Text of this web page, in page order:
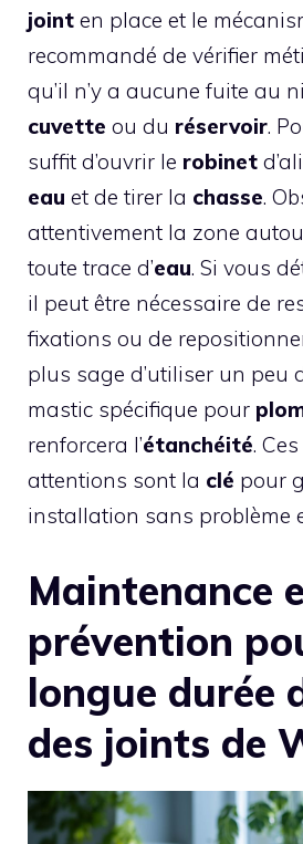
joint en place et le
recommandé de vérifier
qu’il n’y a aucune fuite au
cuvette ou du réservoir.
suffit d’ouvrir le robinet
eau et de tirer la chasse.
attentivement la zone
toute trace d’eau. Si vous
il peut être nécessaire de
fixations ou de
plus sage d’utiliser un peu
mastic spécifique pour
renforcera l’étanchéité.
attentions sont la clé pour
installation sans problème
Maintenance
prévention
longue durée
des joints de